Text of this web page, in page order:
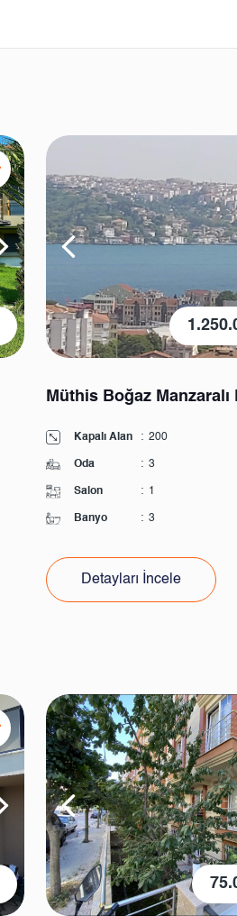
Müthis Boğaz Manzaralı
Kapalı Alan : 200
Oda : 3
Salon : 1
Banyo : 3
Detayları İncele